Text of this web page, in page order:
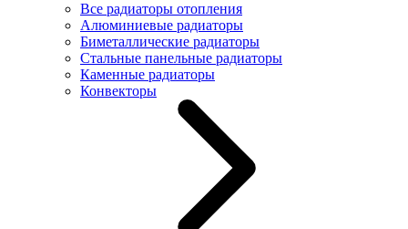
Все радиаторы отопления
Алюминиевые радиаторы
Биметаллические радиаторы
Стальные панельные радиаторы
Каменные радиаторы
Конвекторы